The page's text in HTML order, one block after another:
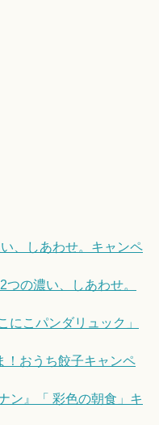
、しあわせ。キャンペ
の濃い、しあわせ。
にこパンダリュック」
！おうち餃子キャンペ
ン』「 彩色の朝食」キ